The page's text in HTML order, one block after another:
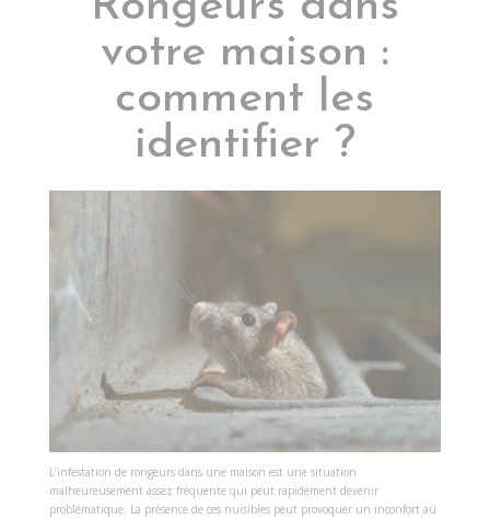
votre maison :
comment les
identifier ?
L’infestation de rongeurs dans une maison est une situation
malheureusement assez fréquente qui peut rapidement devenir
problématique. La présence de ces nuisibles peut provoquer un inconfort au